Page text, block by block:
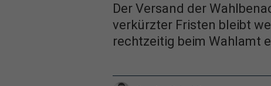
Der Versand der
verkürzter Fristen bleibt
rechtzeitig beim Wahlamt